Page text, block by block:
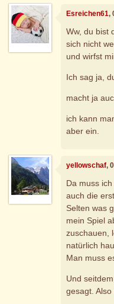
Esreichen61,
Ww, du bist
sich nicht
und wirfst
Ich sag ja,
macht ja
ich kann
aber ein.
yellowschaf,
Da muss
auch die
Selten was
mein Spiel
zuschauen,
natürlich
Man muss
Und
gesagt.